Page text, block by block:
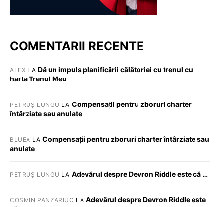
COMENTARII RECENTE
ALEX LA Dă un impuls planificării călătoriei cu trenul cu
harta Trenul Meu
PETRUȘ LUNGU LA Compensații pentru zboruri charter
întârziate sau anulate
BLUEA LACompensații pentru zboruri charter întârziate sau
anulate
PETRUȘ LUNGU LA Adevărul despre Devron Riddle este că …
COSMIN PANZARIUC LA Adevărul despre Devron Riddle este